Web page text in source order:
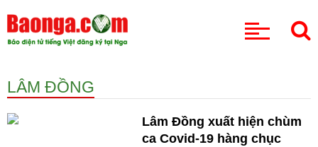
LÂM ĐỒNG
Lâm Đồng xuất hiện chùm
ca Covid-19 hàng chục